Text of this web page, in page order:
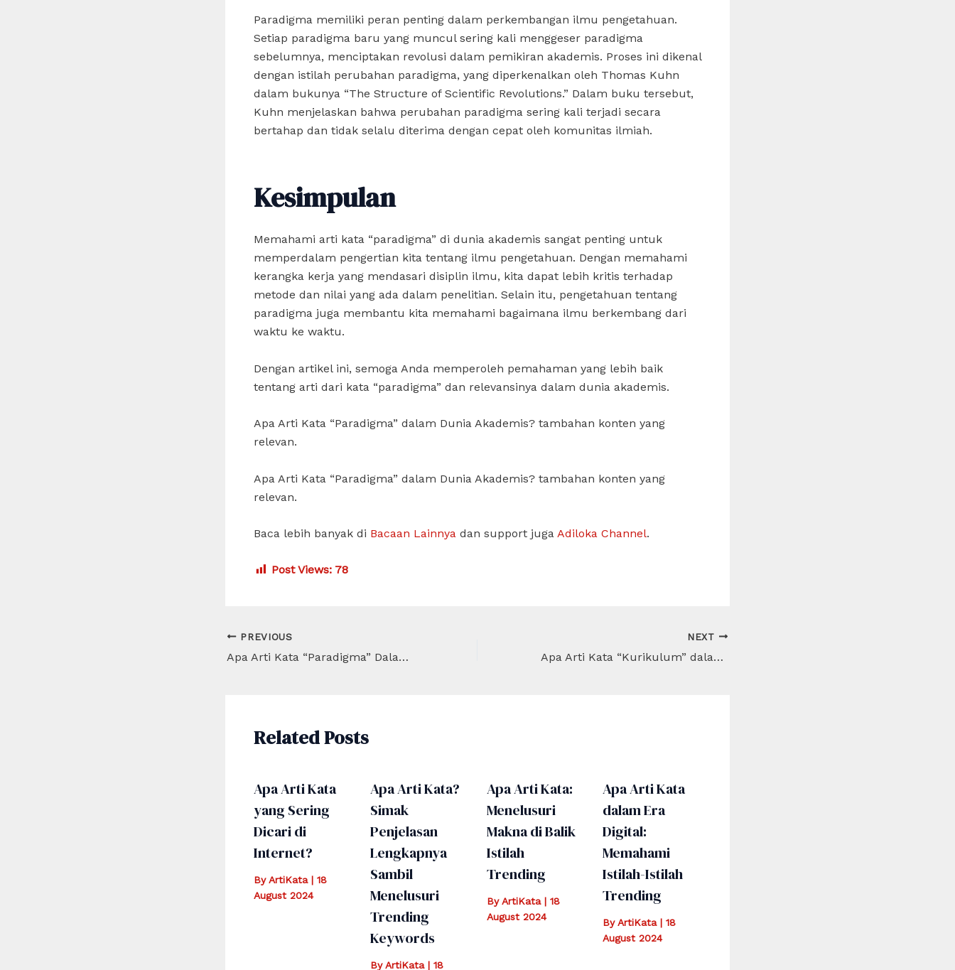
Paradigma memiliki peran penting dalam perkembangan ilmu pengetahuan.
Setiap paradigma baru yang muncul sering kali menggeser paradigma
sebelumnya, menciptakan revolusi dalam pemikiran akademis. Proses ini dikenal
dengan istilah perubahan paradigma, yang diperkenalkan oleh Thomas Kuhn
dalam bukunya “The Structure of Scientific Revolutions.” Dalam buku tersebut,
Kuhn menjelaskan bahwa perubahan paradigma sering kali terjadi secara
bertahap dan tidak selalu diterima dengan cepat oleh komunitas ilmiah.
Kesimpulan
Memahami arti kata “paradigma” di dunia akademis sangat penting untuk
memperdalam pengertian kita tentang ilmu pengetahuan. Dengan memahami
kerangka kerja yang mendasari disiplin ilmu, kita dapat lebih kritis terhadap
metode dan nilai yang ada dalam penelitian. Selain itu, pengetahuan tentang
paradigma juga membantu kita memahami bagaimana ilmu berkembang dari
waktu ke waktu.
Dengan artikel ini, semoga Anda memperoleh pemahaman yang lebih baik
tentang arti dari kata “paradigma” dan relevansinya dalam dunia akademis.
Apa Arti Kata “Paradigma” dalam Dunia Akademis? tambahan konten yang
relevan.
Apa Arti Kata “Paradigma” dalam Dunia Akademis? tambahan konten yang
relevan.
Baca lebih banyak di Bacaan Lainnya dan support juga Adiloka Channel.
Post Views: 78
Post
navigation
PREVIOUS
Apa Arti Kata “Paradigma” Dalam Dunia Akademis?
NEXT
Apa Arti Kata “Kurikulum” dalam Dunia Akademis?
Related Posts
Apa Arti Kata
yang Sering
Dicari di
Internet?
ByArtiKata | 18
August 2024
Apa Arti Kata?
Simak
Penjelasan
Lengkapnya
Sambil
Menelusuri
Trending
Keywords
ByArtiKata | 18
Apa Arti Kata:
Menelusuri
Makna di Balik
Istilah
Trending
ByArtiKata | 18
August 2024
Apa Arti Kata
dalam Era
Digital:
Memahami
Istilah-Istilah
Trending
ByArtiKata|18
August 2024